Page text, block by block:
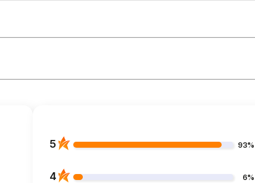
5 93%
4 6%